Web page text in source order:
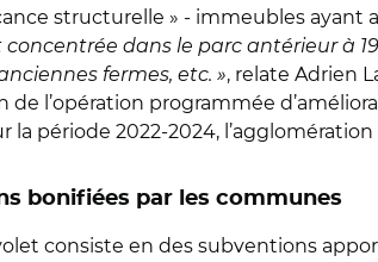
structurelle » - immeubles
concentrée dans le parc antérieur à
fermes, etc. », relate Adrien
de l’opération programmée
la période 2022-2024,
bonifiées par les communes
consiste en des subventions